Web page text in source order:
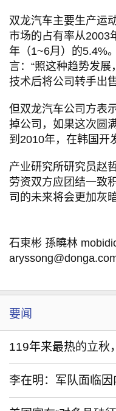
双龙汽车主要生产运
市场的占有率从2003
年（1~6月）的5.4%
言：“照这种趋势发
技术后将公司转手出
但双龙汽车公司方表
掉公司，如果这次圆
到2010年，在韩国开
产业研究所研究员赵
劳资双方应团结一致
司的未来将会更加灰
石東彬 孫曉林
要闻
119年来最热的立
李在明：军队面临